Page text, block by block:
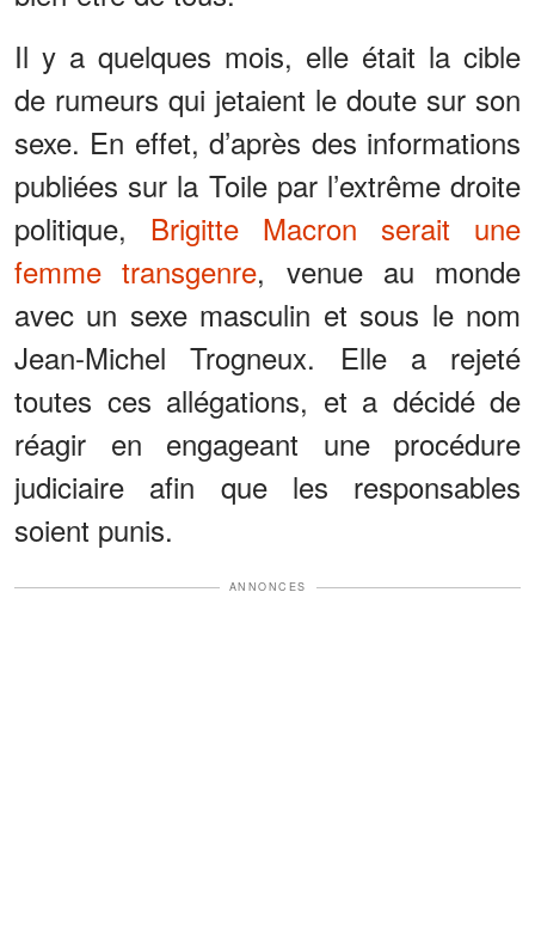
Il y a quelques mois, elle était la cible
de rumeurs qui jetaient le doute sur son
sexe. En effet, d’après des informations
publiées sur la Toile par l’extrême droite
politique, Brigitte Macron serait une
femme transgenre, venue au monde
avec un sexe masculin et sous le nom
Jean-Michel Trogneux. Elle a rejeté
toutes ces allégations, et a décidé de
réagir en engageant une procédure
judiciaire afin que les responsables
soient punis.
ANNONCES